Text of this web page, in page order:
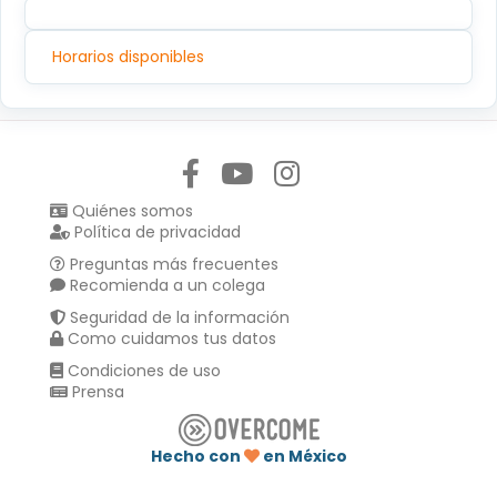
Horarios disponibles
Quiénes somos
Política de privacidad
Preguntas más frecuentes
Recomienda a un colega
Seguridad de la información
Como cuidamos tus datos
Condiciones de uso
Prensa
Hecho con
en México